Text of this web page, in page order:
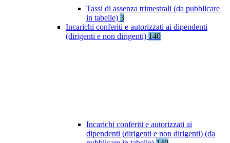
Tassi di assenza trimestrali (da pubblicare
in tabelle) 3
Incarichi conferiti e autorizzati ai dipendenti
(dirigenti e non dirigenti) 140
Incarichi conferiti e autorizzati ai
dipendenti (dirigenti e non dirigenti) (da